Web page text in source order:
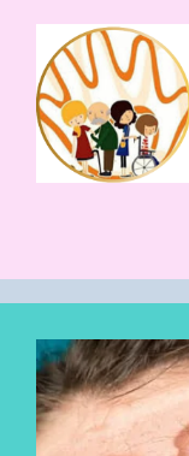
contenido